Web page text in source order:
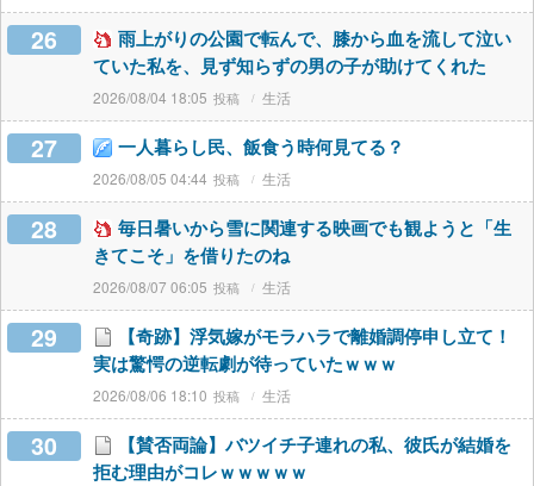
26
雨上がりの公園で転んで、膝から血を流して泣い
ていた私を、見ず知らずの男の子が助けてくれた
2026/08/04 18:05 生活
27 一人暮らし民、飯食う時何見てる？
2026/08/05 04:44 生活
28
毎日暑いから雪に関連する映画でも観ようと「生
きてこそ」を借りたのね
2026/08/07 06:05 生活
29
【奇跡】浮気嫁がモラハラで離婚調停申し立て！
実は驚愕の逆転劇が待っていたｗｗｗ
2026/08/06 18:10 生活
30
【賛否両論】バツイチ子連れの私、彼氏が結婚を
拒む理由がコレｗｗｗｗｗ